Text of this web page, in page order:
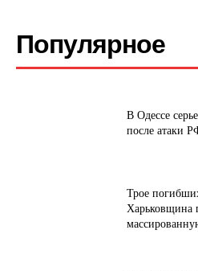
Популярное
В Одессе
после атаки
Трое
Харьковщина